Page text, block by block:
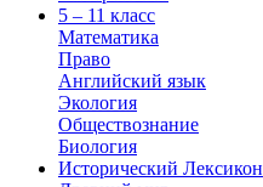
5 – 11 класс
Математика
Право
Английский язык
Экология
Обществознание
Биология
Исторический Лексикон